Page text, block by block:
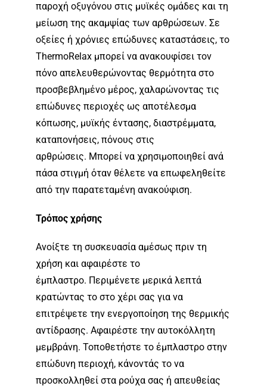
παροχή οξυγόνου στις μυϊκές ομάδες και τη
μείωση της ακαμψίας των αρθρώσεων. Σε
οξείες ή χρόνιες επώδυνες καταστάσεις, το
ThermoRelax μπορεί να ανακουφίσει τον
πόνο απελευθερώνοντας θερμότητα στο
προσβεβλημένο μέρος, χαλαρώνοντας τις
επώδυνες περιοχές ως αποτέλεσμα
κόπωσης, μυϊκής έντασης, διαστρέμματα,
καταπονήσεις, πόνους στις
αρθρώσεις. Μπορεί να χρησιμοποιηθεί ανά
πάσα στιγμή όταν θέλετε να επωφεληθείτε
από την παρατεταμένη ανακούφιση.
Τρόπος χρήσης
Ανοίξτε τη συσκευασία αμέσως πριν τη
χρήση και αφαιρέστε το
έμπλαστρο. Περιμένετε μερικά λεπτά
κρατώντας το στο χέρι σας για να
επιτρέψετε την ενεργοποίηση της θερμικής
αντίδρασης. Αφαιρέστε την αυτοκόλλητη
μεμβράνη. Τοποθετήστε το έμπλαστρο στην
επώδυνη περιοχή, κάνοντάς το να
προσκολληθεί στα ρούχα σας ή απευθείας